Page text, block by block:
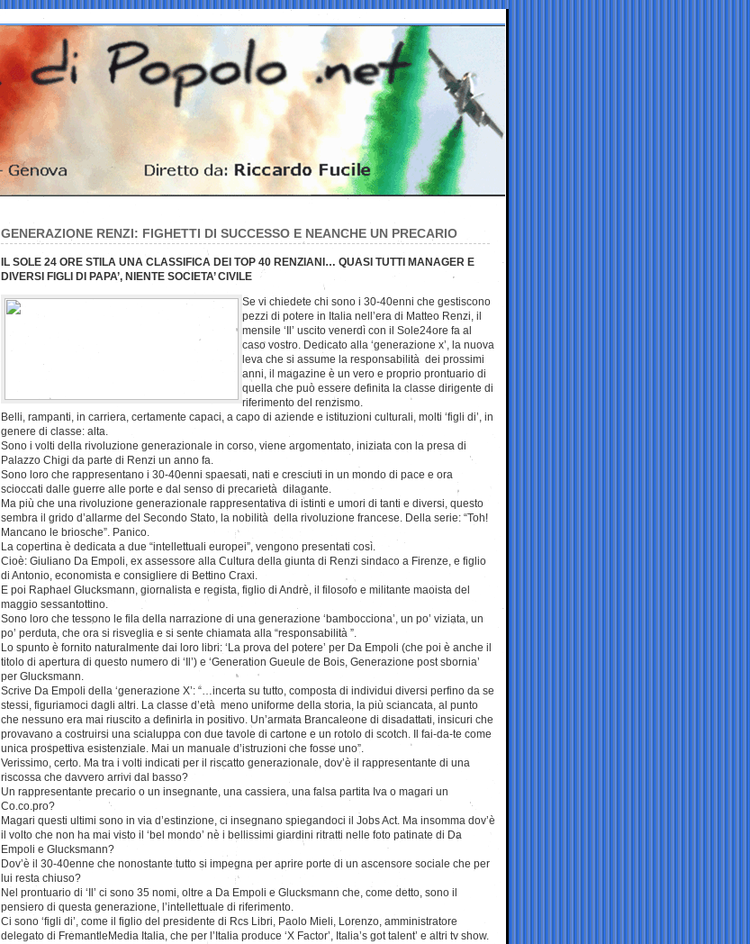
GENERAZIONE RENZI: FIGHETTI DI SUCCESSO E NEANCHE UN PRECARIO
IL SOLE 24 ORE STILA UNA CLASSIFICA DEI TOP 40 RENZIANI… QUASI TUTTI MANAGER E
DIVERSI FIGLI DI PAPA’, NIENTE SOCIETA’ CIVILE
Se vi chiedete chi sono i 30-40enni che gestiscono
pezzi di potere in Italia nell’era di Matteo Renzi, il
mensile ‘Il’ uscito venerdì con il Sole24ore fa al
caso vostro. Dedicato alla ‘generazione x’, la nuova
leva che si assume la responsabilità dei prossimi
anni, il magazine è un vero e proprio prontuario di
quella che può essere definita la classe dirigente di
riferimento del renzismo.
Belli, rampanti, in carriera, certamente capaci, a capo di aziende e istituzioni culturali, molti ‘figli di’, in
genere di classe: alta.
Sono i volti della rivoluzione generazionale in corso, viene argomentato, iniziata con la presa di
Palazzo Chigi da parte di Renzi un anno fa.
Sono loro che rappresentano i 30-40enni spaesati, nati e cresciuti in un mondo di pace e ora
scioccati dalle guerre alle porte e dal senso di precarietà dilagante.
Ma più che una rivoluzione generazionale rappresentativa di istinti e umori di tanti e diversi, questo
sembra il grido d’allarme del Secondo Stato, la nobilità della rivoluzione francese. Della serie: “Toh!
Mancano le briosche”. Panico.
La copertina è dedicata a due “intellettuali europei”, vengono presentati così.
Cioè: Giuliano Da Empoli, ex assessore alla Cultura della giunta di Renzi sindaco a Firenze, e figlio
di Antonio, economista e consigliere di Bettino Craxi.
E poi Raphael Glucksmann, giornalista e regista, figlio di Andrè, il filosofo e militante maoista del
maggio sessantottino.
Sono loro che tessono le fila della narrazione di una generazione ‘bambocciona’, un po’ viziata, un
po’ perduta, che ora si risveglia e si sente chiamata alla “responsabilità ”.
Lo spunto è fornito naturalmente dai loro libri: ‘La prova del potere’ per Da Empoli (che poi è anche il
titolo di apertura di questo numero di ‘Il’) e ‘Generation Gueule de Bois, Generazione post sbornia’
per Glucksmann.
Scrive Da Empoli della ‘generazione X’: “…incerta su tutto, composta di individui diversi perfino da se
stessi, figuriamoci dagli altri. La classe d’età meno uniforme della storia, la più sciancata, al punto
che nessuno era mai riuscito a definirla in positivo. Un’armata Brancaleone di disadattati, insicuri che
provavano a costruirsi una scialuppa con due tavole di cartone e un rotolo di scotch. Il fai-da-te come
unica prospettiva esistenziale. Mai un manuale d’istruzioni che fosse uno”.
Verissimo, certo. Ma tra i volti indicati per il riscatto generazionale, dov’è il rappresentante di una
riscossa che davvero arrivi dal basso?
Un rappresentante precario o un insegnante, una cassiera, una falsa partita Iva o magari un
Co.co.pro?
Magari questi ultimi sono in via d’estinzione, ci insegnano spiegandoci il Jobs Act. Ma insomma dov’è
il volto che non ha mai visto il ‘bel mondo’ nè i bellissimi giardini ritratti nelle foto patinate di Da
Empoli e Glucksmann?
Dov’è il 30-40enne che nonostante tutto si impegna per aprire porte di un ascensore sociale che per
lui resta chiuso?
Nel prontuario di ‘Il’ ci sono 35 nomi, oltre a Da Empoli e Glucksmann che, come detto, sono il
pensiero di questa generazione, l’intellettuale di riferimento.
Ci sono ‘figli di’, come il figlio del presidente di Rcs Libri, Paolo Mieli, Lorenzo, amministratore
delegato di FremantleMedia Italia, che per l’Italia produce ‘X Factor’, Italia’s got talent’ e altri tv show.